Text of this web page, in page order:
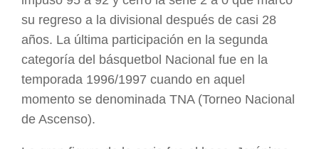
su regreso a la divisional después de casi 28
años. La última participación en la segunda
categoría del básquetbol Nacional fue en la
temporada 1996/1997 cuando en aquel
momento se denominada TNA (Torneo Nacional
de Ascenso).